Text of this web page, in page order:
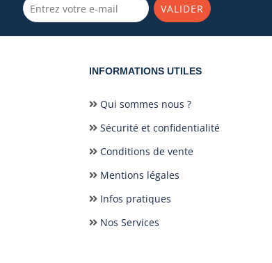
VALIDER
INFORMATIONS UTILES
Qui sommes nous ?
Sécurité et confidentialité
Conditions de vente
Mentions légales
Infos pratiques
Nos Services